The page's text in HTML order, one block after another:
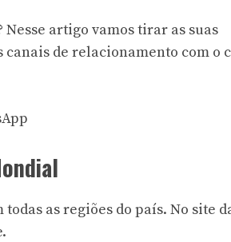
Nesse artigo vamos tirar as suas
de relacionamento com o
todas as regiões do país. No site